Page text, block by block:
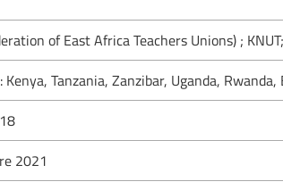
of East Africa Teachers Unions) ;
Kenya, Tanzania, Zanzibar, Uganda,
2021